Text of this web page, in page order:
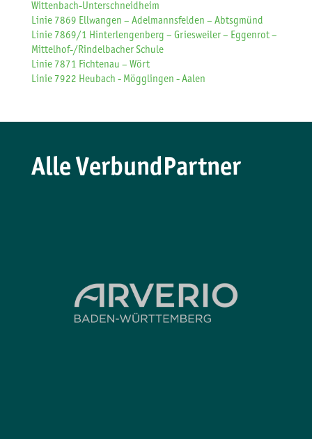
Wittenbach-Unterschneidheim
Linie 7869 Ellwangen – Adelmannsfelden – Abtsgmünd
Linie 7869/1 Hinterlengenberg – Griesweiler – Eggenrot –
Mittelhof-/Rindelbacher Schule
Linie 7871 Fichtenau – Wört
Linie 7922 Heubach - Mögglingen - Aalen
Alle VerbundPartner